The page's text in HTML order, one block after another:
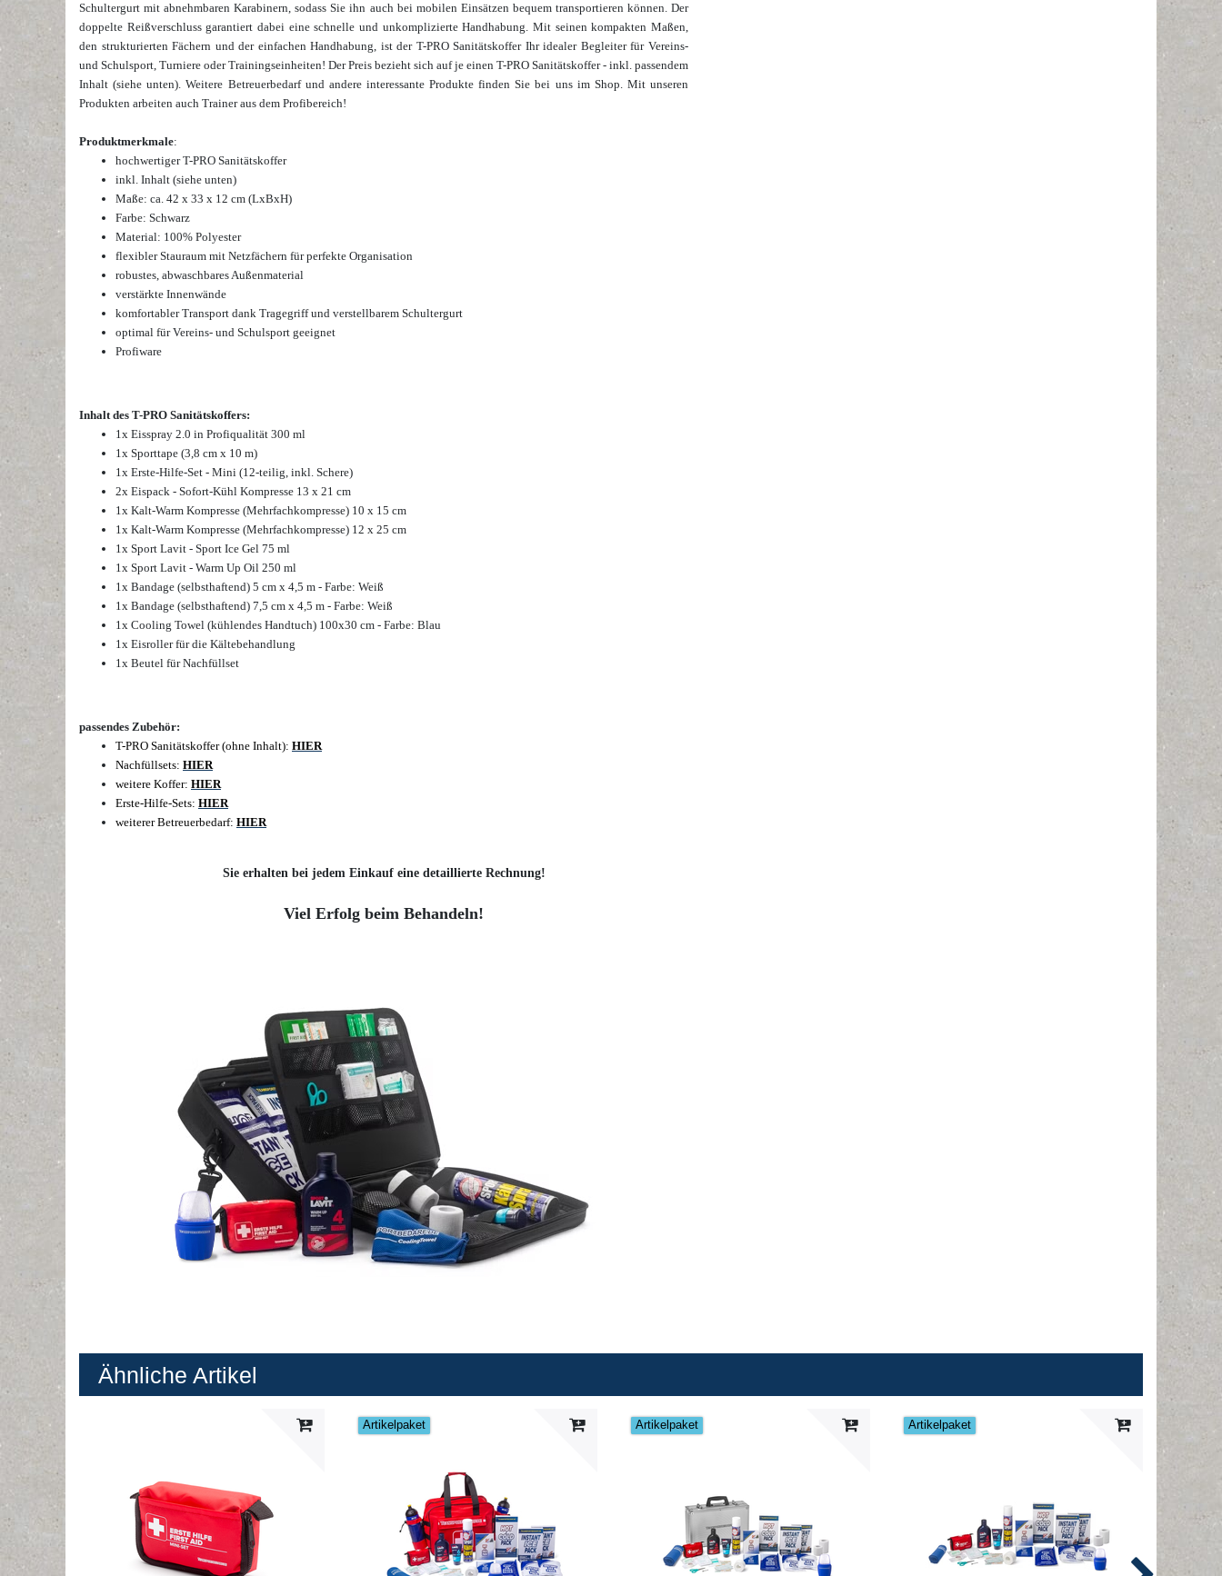
Schultergurt mit abnehmbaren Karabinern, sodass Sie ihn auch bei mobilen Einsätzen bequem transportieren können. Der
doppelte Reißverschluss garantiert dabei eine schnelle und unkomplizierte Handhabung. Mit seinen kompakten Maßen,
den strukturierten Fächern und der einfachen Handhabung, ist der T-PRO Sanitätskoffer Ihr idealer Begleiter für Vereins-
und Schulsport, Turniere oder Trainingseinheiten! Der Preis bezieht sich auf je einen T-PRO Sanitätskoffer - inkl. passendem
Inhalt (siehe unten). Weitere Betreuerbedarf und andere interessante Produkte finden Sie bei uns im Shop. Mit unseren
Produkten arbeiten auch Trainer aus dem Profibereich!
Produktmerkmale:
hochwertiger T-PRO Sanitätskoffer
inkl. Inhalt (siehe unten)
Maße: ca. 42 x 33 x 12 cm (LxBxH)
Farbe: Schwarz
Material: 100% Polyester
flexibler Stauraum mit Netzfächern für perfekte Organisation
robustes, abwaschbares Außenmaterial
verstärkte Innenwände
komfortabler Transport dank Tragegriff und verstellbarem Schultergurt
optimal für Vereins- und Schulsport geeignet
Profiware
Inhalt des T-PRO Sanitätskoffers:
1x Eisspray 2.0 in Profiqualität 300 ml
1x Sporttape (3,8 cm x 10 m)
1x Erste-Hilfe-Set - Mini (12-teilig, inkl. Schere)
2x Eispack - Sofort-Kühl Kompresse 13 x 21 cm
1x Kalt-Warm Kompresse (Mehrfachkompresse) 10 x 15 cm
1x Kalt-Warm Kompresse (Mehrfachkompresse) 12 x 25 cm
1x Sport Lavit - Sport Ice Gel 75 ml
1x Sport Lavit - Warm Up Oil 250 ml
1x Bandage (selbsthaftend) 5 cm x 4,5 m - Farbe: Weiß
1x Bandage (selbsthaftend) 7,5 cm x 4,5 m - Farbe: Weiß
1x Cooling Towel (kühlendes Handtuch) 100x30 cm - Farbe: Blau
1x Eisroller für die Kältebehandlung
1x Beutel für Nachfüllset
passendes Zubehör:
T-PRO Sanitätskoffer (ohne Inhalt): HIER
Nachfüllsets: HIER
weitere Koffer: HIER
Erste-Hilfe-Sets: HIER
weiterer Betreuerbedarf: HIER
Sie erhalten bei jedem Einkauf eine detaillierte Rechnung!
Viel Erfolg beim Behandeln!
Ähnliche Artikel
Artikelpaket Artikelpaket Artikelpaket